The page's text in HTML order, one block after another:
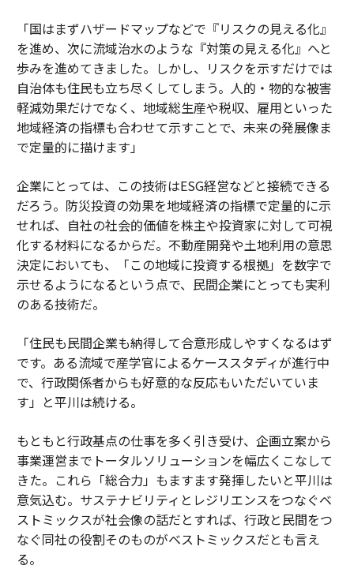
「国はまずハザードマップなどで『リスクの見える化』
を進め、次に流域治水のような『対策の見える化』へと
歩みを進めてきました。しかし、リスクを示すだけでは
自治体も住民も立ち尽くしてしまう。人的・物的な被害
軽減効果だけでなく、地域総生産や税収、雇用といった
地域経済の指標も合わせて示すことで、未来の発展像ま
で定量的に描けます」
企業にとっては、この技術はESG経営などと接続できる
だろう。防災投資の効果を地域経済の指標で定量的に示
せれば、自社の社会的価値を株主や投資家に対して可視
化する材料になるからだ。不動産開発や土地利用の意思
決定においても、「この地域に投資する根拠」を数字で
示せるようになるという点で、民間企業にとっても実利
のある技術だ。
「住民も民間企業も納得して合意形成しやすくなるはず
です。ある流域で産学官によるケーススタディが進行中
で、行政関係者からも好意的な反応もいただいていま
す」と平川は続ける。
もともと行政基点の仕事を多く引き受け、企画立案から
事業運営までトータルソリューションを幅広くこなして
きた。これら「総合力」もますます発揮したいと平川は
意気込む。サステナビリティとレジリエンスをつなぐベ
ストミックスが社会像の話だとすれば、行政と民間をつ
なぐ同社の役割そのものがベストミックスだとも言え
る。